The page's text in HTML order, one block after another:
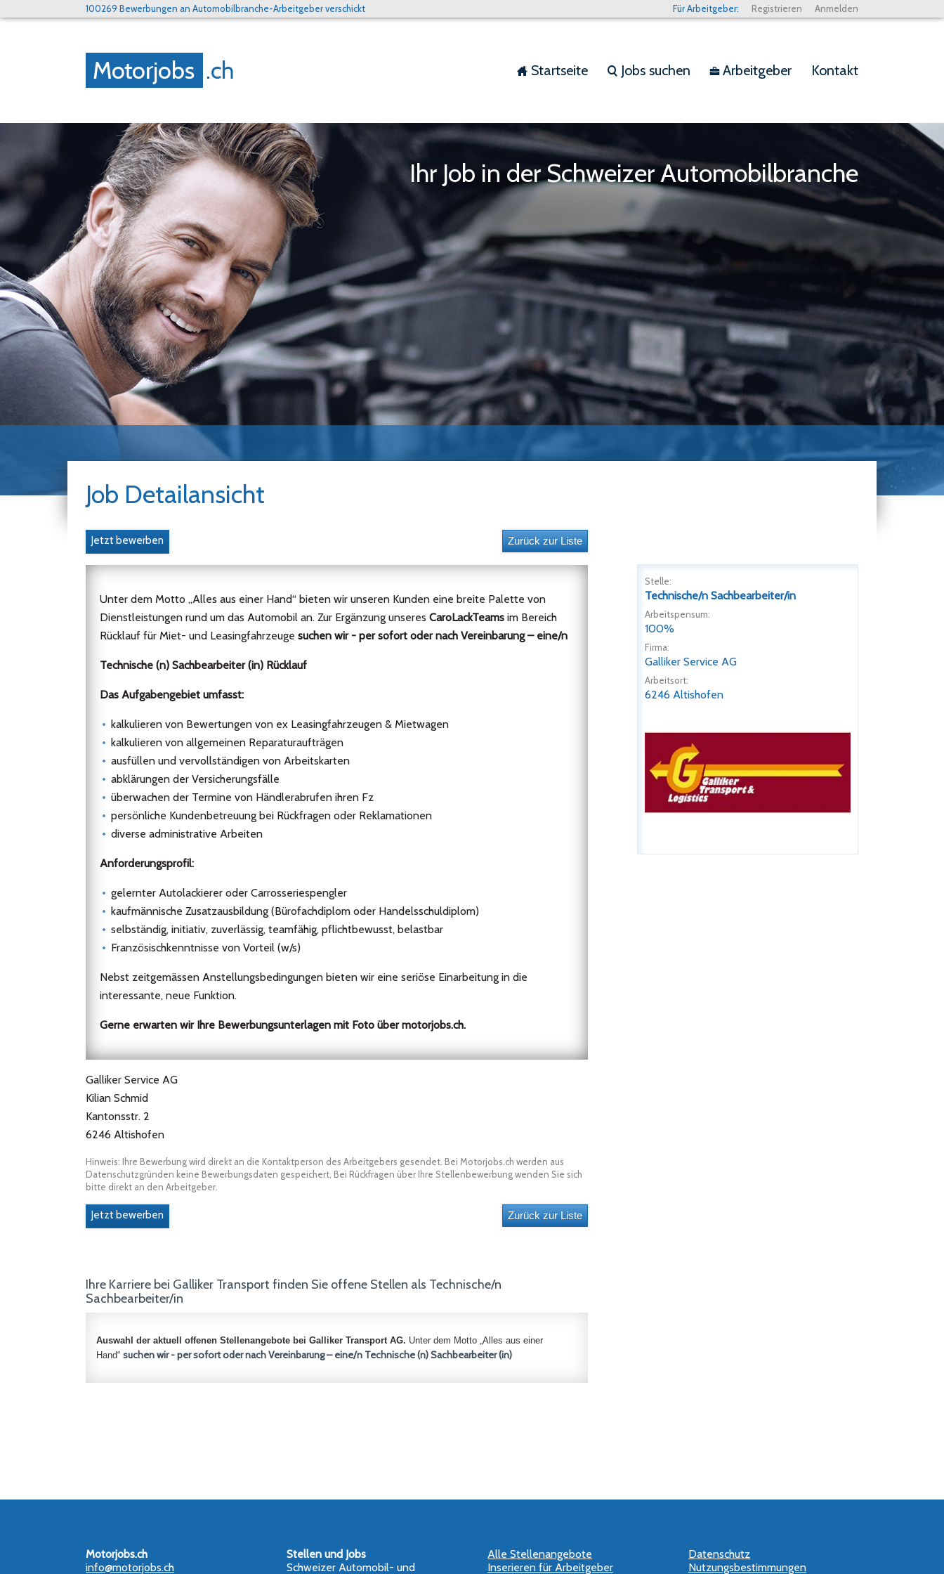
100269 Bewerbungen an Automobilbranche-Arbeitgeber verschickt Für Arbeitgeber: Registrieren Anmelden
home Startseite search Jobs suchen bag Arbeitgeber Kontakt
Ihr Job in der Schweizer Automobilbranche
Job Detailansicht
Jetzt bewerben
Stelle:
Technische/n Sachbearbeiter/in
Arbeitspensum:
100%
Firma:
Galliker Service AG
Arbeitsort:
6246 Altishofen
Unter dem Motto „Alles aus einer Hand“ bieten wir unseren Kunden eine breite Palette von
Dienstleistungen rund um das Automobil an. Zur Ergänzung unseres CaroLackTeams im Bereich
Rücklauf für Miet- und Leasingfahrzeuge suchen wir - per sofort oder nach Vereinbarung – eine/n
Technische (n) Sachbearbeiter (in) Rücklauf
Das Aufgabengebiet umfasst:
kalkulieren von Bewertungen von ex Leasingfahrzeugen & Mietwagen
kalkulieren von allgemeinen Reparaturaufträgen
ausfüllen und vervollständigen von Arbeitskarten
abklärungen der Versicherungsfälle
überwachen der Termine von Händlerabrufen ihren Fz
persönliche Kundenbetreuung bei Rückfragen oder Reklamationen
diverse administrative Arbeiten
Anforderungsprofil:
gelernter Autolackierer oder Carrosseriespengler
kaufmännische Zusatzausbildung (Bürofachdiplom oder Handelsschuldiplom)
selbständig, initiativ, zuverlässig, teamfähig, pflichtbewusst, belastbar
Französischkenntnisse von Vorteil (w/s)
Nebst zeitgemässen Anstellungsbedingungen bieten wir eine seriöse Einarbeitung in die
interessante, neue Funktion.
Gerne erwarten wir Ihre Bewerbungsunterlagen mit Foto über motorjobs.ch.
Galliker Service AG
Kilian Schmid
Kantonsstr. 2
6246 Altishofen
Hinweis: Ihre Bewerbung wird direkt an die Kontaktperson des Arbeitgebers gesendet. Bei Motorjobs.ch werden aus
Datenschutzgründen keine Bewerbungsdaten gespeichert. Bei Rückfragen über Ihre Stellenbewerbung wenden Sie sich
bitte direkt an den Arbeitgeber.
Jetzt bewerben
Ihre Karriere bei Galliker Transport finden Sie offene Stellen als Technische/n
Sachbearbeiter/in
Auswahl der aktuell offenen Stellenangebote bei Galliker Transport AG. Unter dem Motto „Alles aus einer
Hand“ suchen wir - per sofort oder nach Vereinbarung – eine/n Technische (n) Sachbearbeiter (in)
Motorjobs.ch
info@motorjobs.ch
Stellen und Jobs
Schweizer Automobil- und
Alle Stellenangebote
Inserieren für Arbeitgeber
Datenschutz
Nutzungsbestimmungen